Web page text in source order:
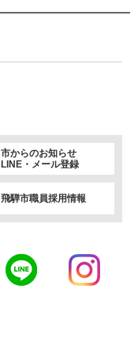
市からのお知らせ
LINE・メール登録
飛騨市職員採用情報